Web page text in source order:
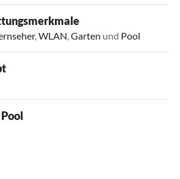
, WLAN Garten und Pool